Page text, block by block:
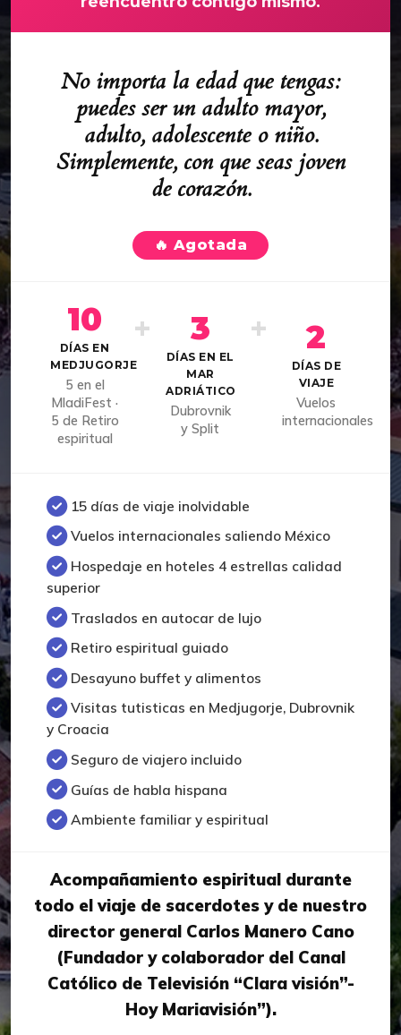
No importa la edad que tengas:
puedes ser un adulto mayor,
adulto, adolescente o niño.
Simplemente, con que seas joven
de corazón.
🔥 Agotada
10
DÍAS EN
MEDJUGORJE
5 en el
MladiFest ·
5 de Retiro
espiritual
+ 3
DÍAS EN EL
MAR
ADRIÁTICO
Dubrovnik
y Split
+ 2
DÍAS DE
VIAJE
Vuelos
internacionales
15 días de viaje inolvidable
Vuelos internacionales saliendo México
Hospedaje en hoteles 4 estrellas calidad
superior
Traslados en autocar de lujo
Retiro espiritual guiado
Desayuno buffet y alimentos
Visitas tutisticas en Medjugorje, Dubrovnik
y Croacia
Seguro de viajero incluido
Guías de habla hispana
Ambiente familiar y espiritual
Acompañamiento espiritual durante
todo el viaje de sacerdotes y de nuestro
director general Carlos Manero Cano
(Fundador y colaborador del Canal
Católico de Televisión “Clara visión”-
Hoy Mariavisión”).